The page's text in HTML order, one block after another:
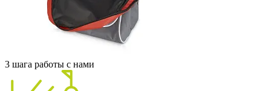
3 шага работы с нами